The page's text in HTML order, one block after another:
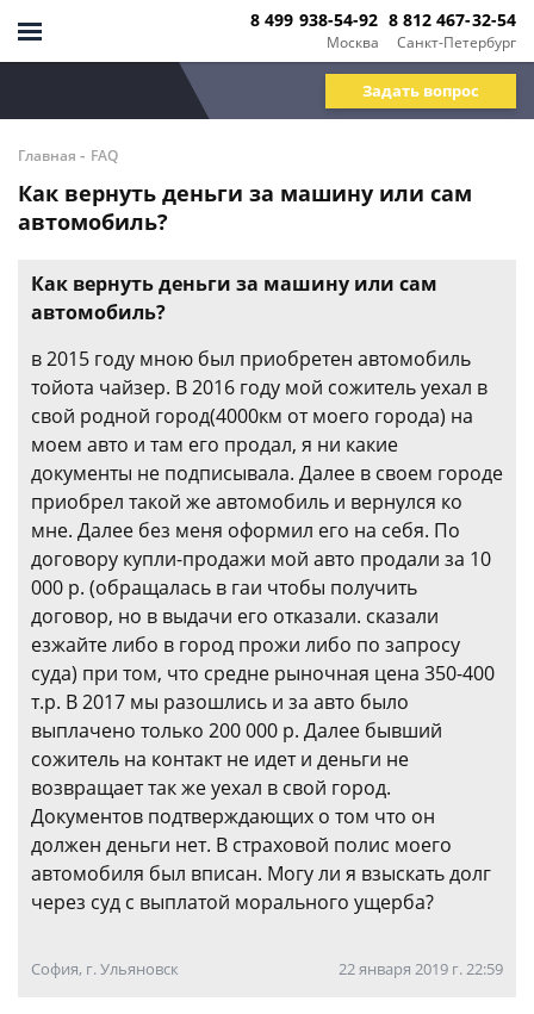
Москва
8 499 938-54-92
Санкт-Петербург
8 812 467-32-54
Задать вопрос
Главная - FAQ
Как вернуть деньги за машину или сам
автомобиль?
Как вернуть деньги за машину или сам
автомобиль?
в 2015 году мною был приобретен автомобиль
тойота чайзер. В 2016 году мой сожитель уехал в
свой родной город(4000км от моего города) на
моем авто и там его продал, я ни какие
документы не подписывала. Далее в своем городе
приобрел такой же автомобиль и вернулся ко
мне. Далее без меня оформил его на себя. По
договору купли-продажи мой авто продали за 10
000 р. (обращалась в гаи чтобы получить
договор, но в выдачи его отказали. сказали
езжайте либо в город прожи либо по запросу
суда) при том, что средне рыночная цена 350-400
т.р. В 2017 мы разошлись и за авто было
выплачено только 200 000 р. Далее бывший
сожитель на контакт не идет и деньги не
возвращает так же уехал в свой город.
Документов подтверждающих о том что он
должен деньги нет. В страховой полис моего
автомобиля был вписан. Могу ли я взыскать долг
через суд с выплатой морального ущерба?
София, г. Ульяновск 22 января 2019 г. 22:59